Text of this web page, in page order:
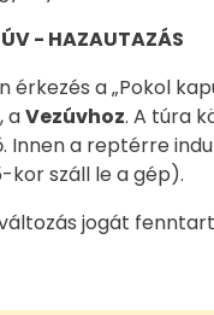
- HAZAUTAZÁS
érkezés a „Pokol
aVezúvhoz. A túra
Innen a reptérre
kor száll le a gép).
jogát